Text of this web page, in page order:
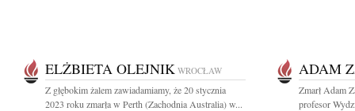
ELŻBIETA OLEJNIK WROCŁAW
Z głębokim żalem zawiadamiamy, że 20 stycznia
2023 roku zmarła w Perth (Zachodnia Australia) w...
ADAM
Zmarł Adam
profesor